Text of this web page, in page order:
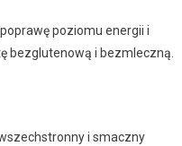
poziomu energii i
bezglutenową i bezmleczną.
i smaczny